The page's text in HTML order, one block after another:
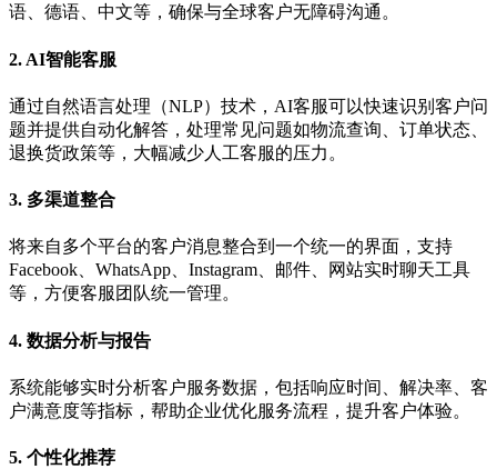
语、德语、中文等，确保与全球客户无障碍沟通。
2. AI智能客服
通过自然语言处理（NLP）技术，AI客服可以快速识别客户问
题并提供自动化解答，处理常见问题如物流查询、订单状态、
退换货政策等，大幅减少人工客服的压力。
3. 多渠道整合
将来自多个平台的客户消息整合到一个统一的界面，支持
Facebook、WhatsApp、Instagram、邮件、网站实时聊天工具
等，方便客服团队统一管理。
4. 数据分析与报告
系统能够实时分析客户服务数据，包括响应时间、解决率、客
户满意度等指标，帮助企业优化服务流程，提升客户体验。
5. 个性化推荐